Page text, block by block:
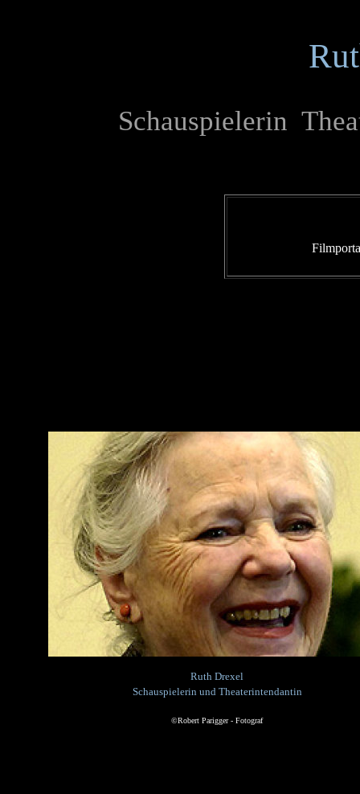
Schauspielerin
Ruth Drexel
Schauspielerin und Theaterintendantin
©Robert Parigger - Fotograf